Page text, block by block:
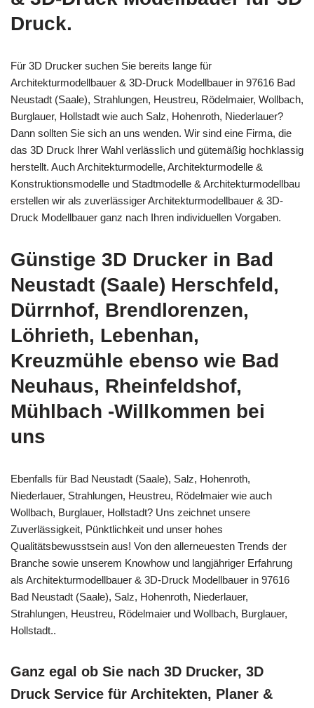
Druck.
Für 3D Drucker suchen Sie bereits lange für
Architekturmodellbauer & 3D-Druck Modellbauer in 97616 Bad
Neustadt (Saale), Strahlungen, Heustreu, Rödelmaier, Wollbach,
Burglauer, Hollstadt wie auch Salz, Hohenroth, Niederlauer?
Dann sollten Sie sich an uns wenden. Wir sind eine Firma, die
das 3D Druck Ihrer Wahl verlässlich und gütemäßig hochklassig
herstellt. Auch Architekturmodelle, Architekturmodelle &
Konstruktionsmodelle und Stadtmodelle & Architekturmodellbau
erstellen wir als zuverlässiger Architekturmodellbauer & 3D-
Druck Modellbauer ganz nach Ihren individuellen Vorgaben.
Günstige 3D Drucker in Bad
Neustadt (Saale) Herschfeld,
Dürrnhof, Brendlorenzen,
Löhrieth, Lebenhan,
Kreuzmühle ebenso wie Bad
Neuhaus, Rheinfeldshof,
Mühlbach -Willkommen bei
uns
Ebenfalls für Bad Neustadt (Saale), Salz, Hohenroth,
Niederlauer, Strahlungen, Heustreu, Rödelmaier wie auch
Wollbach, Burglauer, Hollstadt? Uns zeichnet unsere
Zuverlässigkeit, Pünktlichkeit und unser hohes
Qualitätsbewusstsein aus! Von den allerneuesten Trends der
Branche sowie unserem Knowhow und langjähriger Erfahrung
als Architekturmodellbauer & 3D-Druck Modellbauer in 97616
Bad Neustadt (Saale), Salz, Hohenroth, Niederlauer,
Strahlungen, Heustreu, Rödelmaier und Wollbach, Burglauer,
Hollstadt..
Ganz egal ob Sie nach 3D Drucker, 3D
Druck Service für Architekten, Planer &